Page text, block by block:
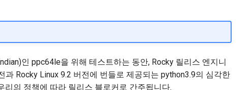
简体中文
인 ppc64le을 위해 테스트하는 동안, Rocky 릴리스 엔지니
과 Rocky Linux 9.2 버전에 번들로 제공되는 python3.9의 심각한
리의 정책에 따라 릴리스 블로커로 간주됩니다.